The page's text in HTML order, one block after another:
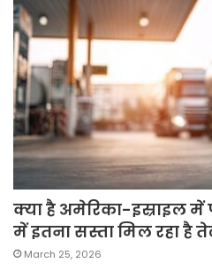
क्या है अमेरिका-इस्राइल में
में इतना सस्ता मिल रहा है
March 25, 2026